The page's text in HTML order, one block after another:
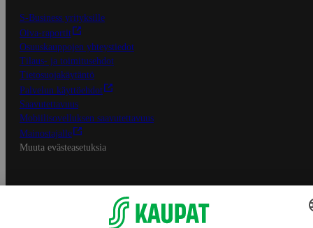
S-Business yrityksille
Oiva-raportit
Osuuskauppojen yhteystiedot
Tilaus- ja toimitusehdot
Tietosuojakäytäntö
Palvelun käyttöehdot
Saavutettavuus
Mobiilisovelluksen saavutettavuus
Mainostajalle
Muuta evästeasetuksia
S-ryhmän palvelut